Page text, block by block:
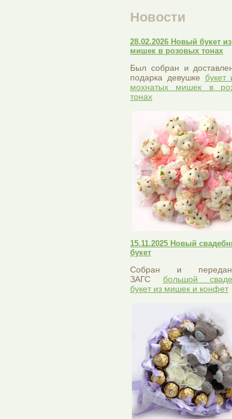
Новости
28.02.2026 Новый букет из
мишек в розовых тонах
Был собран и
подарка девушке букет
мохнатых мишек в
тонах
15.11.2025 Новый
букет
Собран и
ЗАГС большой
букет из мишек и конфет